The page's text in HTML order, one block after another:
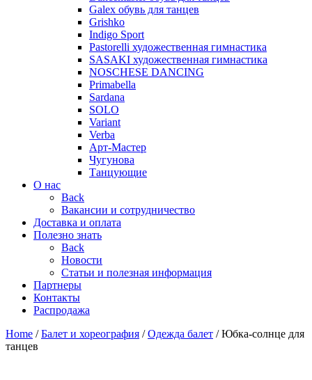
Galex обувь для танцев
Grishko
Indigo Sport
Pastorelli художественная гимнастика
SASAKI художественная гимнастика
NOSCHESE DANCING
Primabella
Sardana
SOLO
Variant
Verba
Арт-Мастер
Чугунова
Танцующие
О нас
Back
Вакансии и сотрудничество
Доставка и оплата
Полезно знать
Back
Новости
Статьи и полезная информация
Партнеры
Контакты
Распродажа
Home /Балет и хореография /Одежда балет / Юбка-солнце для
танцев